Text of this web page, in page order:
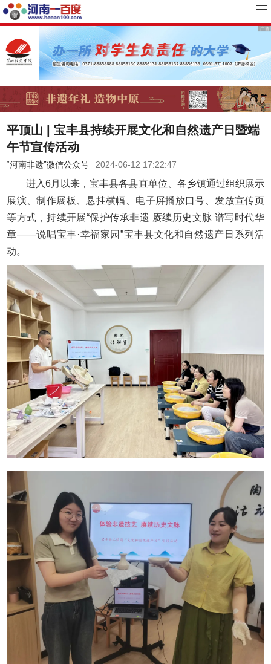
平顶山 | 宝丰县持续开展文化和自然遗产日暨端
午节宣传活动
“河南非遗”微信公众号 2024-06-12 17:22:47
进入6月以来，宝丰县各县直单位、各乡镇通过组织展示
展演、制作展板、悬挂横幅、电子屏播放口号、发放宣传页
等方式，持续开展“保护传承非遗 赓续历史文脉 谱写时代华
章——说唱宝丰·幸福家园”宝丰县文化和自然遗产日系列活
动。